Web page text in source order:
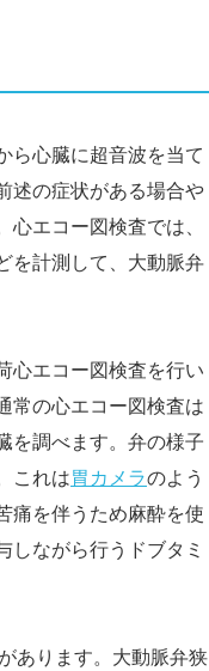
ら心臓に超音波を当て
述の症状がある場合や
エコー図検査では、
を計測して、大動脈弁
心エコー図検査を行い
常の心エコー図検査は
を調べます。弁の様子
これは胃カメラのよう
痛を伴うため麻酔を使
しながら行うドブタミ
あります。大動脈弁狭